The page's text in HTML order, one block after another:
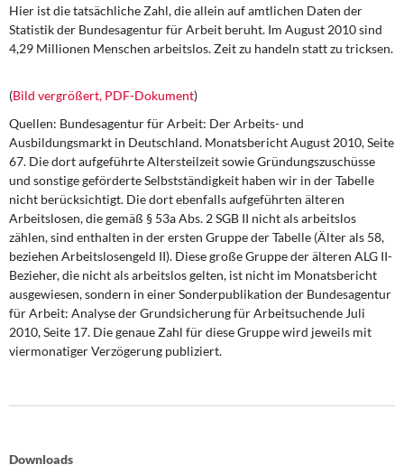
Institut Solidarische Moderne
Über mich
Kontakt
Hier ist die tatsächliche Zahl, die allein auf amtlichen Daten der
Statistik der Bundesagentur für Arbeit beruht. Im August 2010 sind
4,29 Millionen Menschen arbeitslos. Zeit zu handeln statt zu tricksen.
(Bild vergrößert, PDF-Dokument)
Quellen: Bundesagentur für Arbeit: Der Arbeits- und
Ausbildungsmarkt in Deutschland. Monatsbericht August 2010, Seite
67. Die dort aufgeführte Altersteilzeit sowie Gründungszuschüsse
und sonstige geförderte Selbstständigkeit haben wir in der Tabelle
nicht berücksichtigt. Die dort ebenfalls aufgeführten älteren
Arbeitslosen, die gemäß § 53a Abs. 2 SGB II nicht als arbeitslos
zählen, sind enthalten in der ersten Gruppe der Tabelle (Älter als 58,
beziehen Arbeitslosengeld II). Diese große Gruppe der älteren ALG II-
Bezieher, die nicht als arbeitslos gelten, ist nicht im Monatsbericht
ausgewiesen, sondern in einer Sonderpublikation der Bundesagentur
für Arbeit: Analyse der Grundsicherung für Arbeitsuchende Juli
2010, Seite 17. Die genaue Zahl für diese Gruppe wird jeweils mit
viermonatiger Verzögerung publiziert.
Downloads